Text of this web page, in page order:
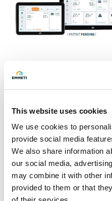
This website uses cookies
We use cookies to
provide social media
We also share information
our social media,
may combine it with other
provided to them or that
Gestione
avanzata e
fotovoltaico
Integrato con il modulo
una gestione intelligente
Funzionalità principali